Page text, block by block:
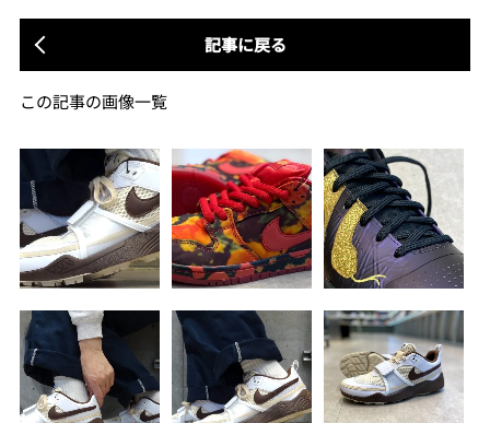
記事に戻る
この記事の画像一覧